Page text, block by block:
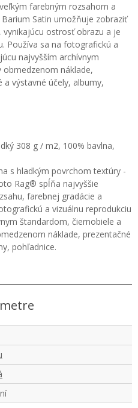
farebným rozsahom a
Satin umožňuje zobraziť
ostrosť obrazu a je
Používa sa na fotografickú a
najvyšším archívnym
obmedzenom náklade,
výstavné účely, albumy,
308 g / m2, 100% bavlna,
s hladkým povrchom textúry -
Rag® spĺňa najvyššie
farebnej gradácie a
a vizuálnu reprodukciu
štandardom, čiernobiele a
náklade, prezentačné
pohľadnice.